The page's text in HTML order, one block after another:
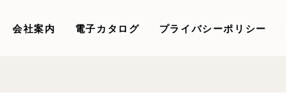
会社案内 電子カタログ プライバシーポリシー